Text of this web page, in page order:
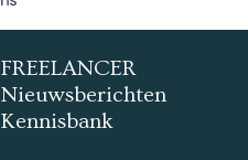
FREELANCER
Nieuwsberichten
Kennisbank